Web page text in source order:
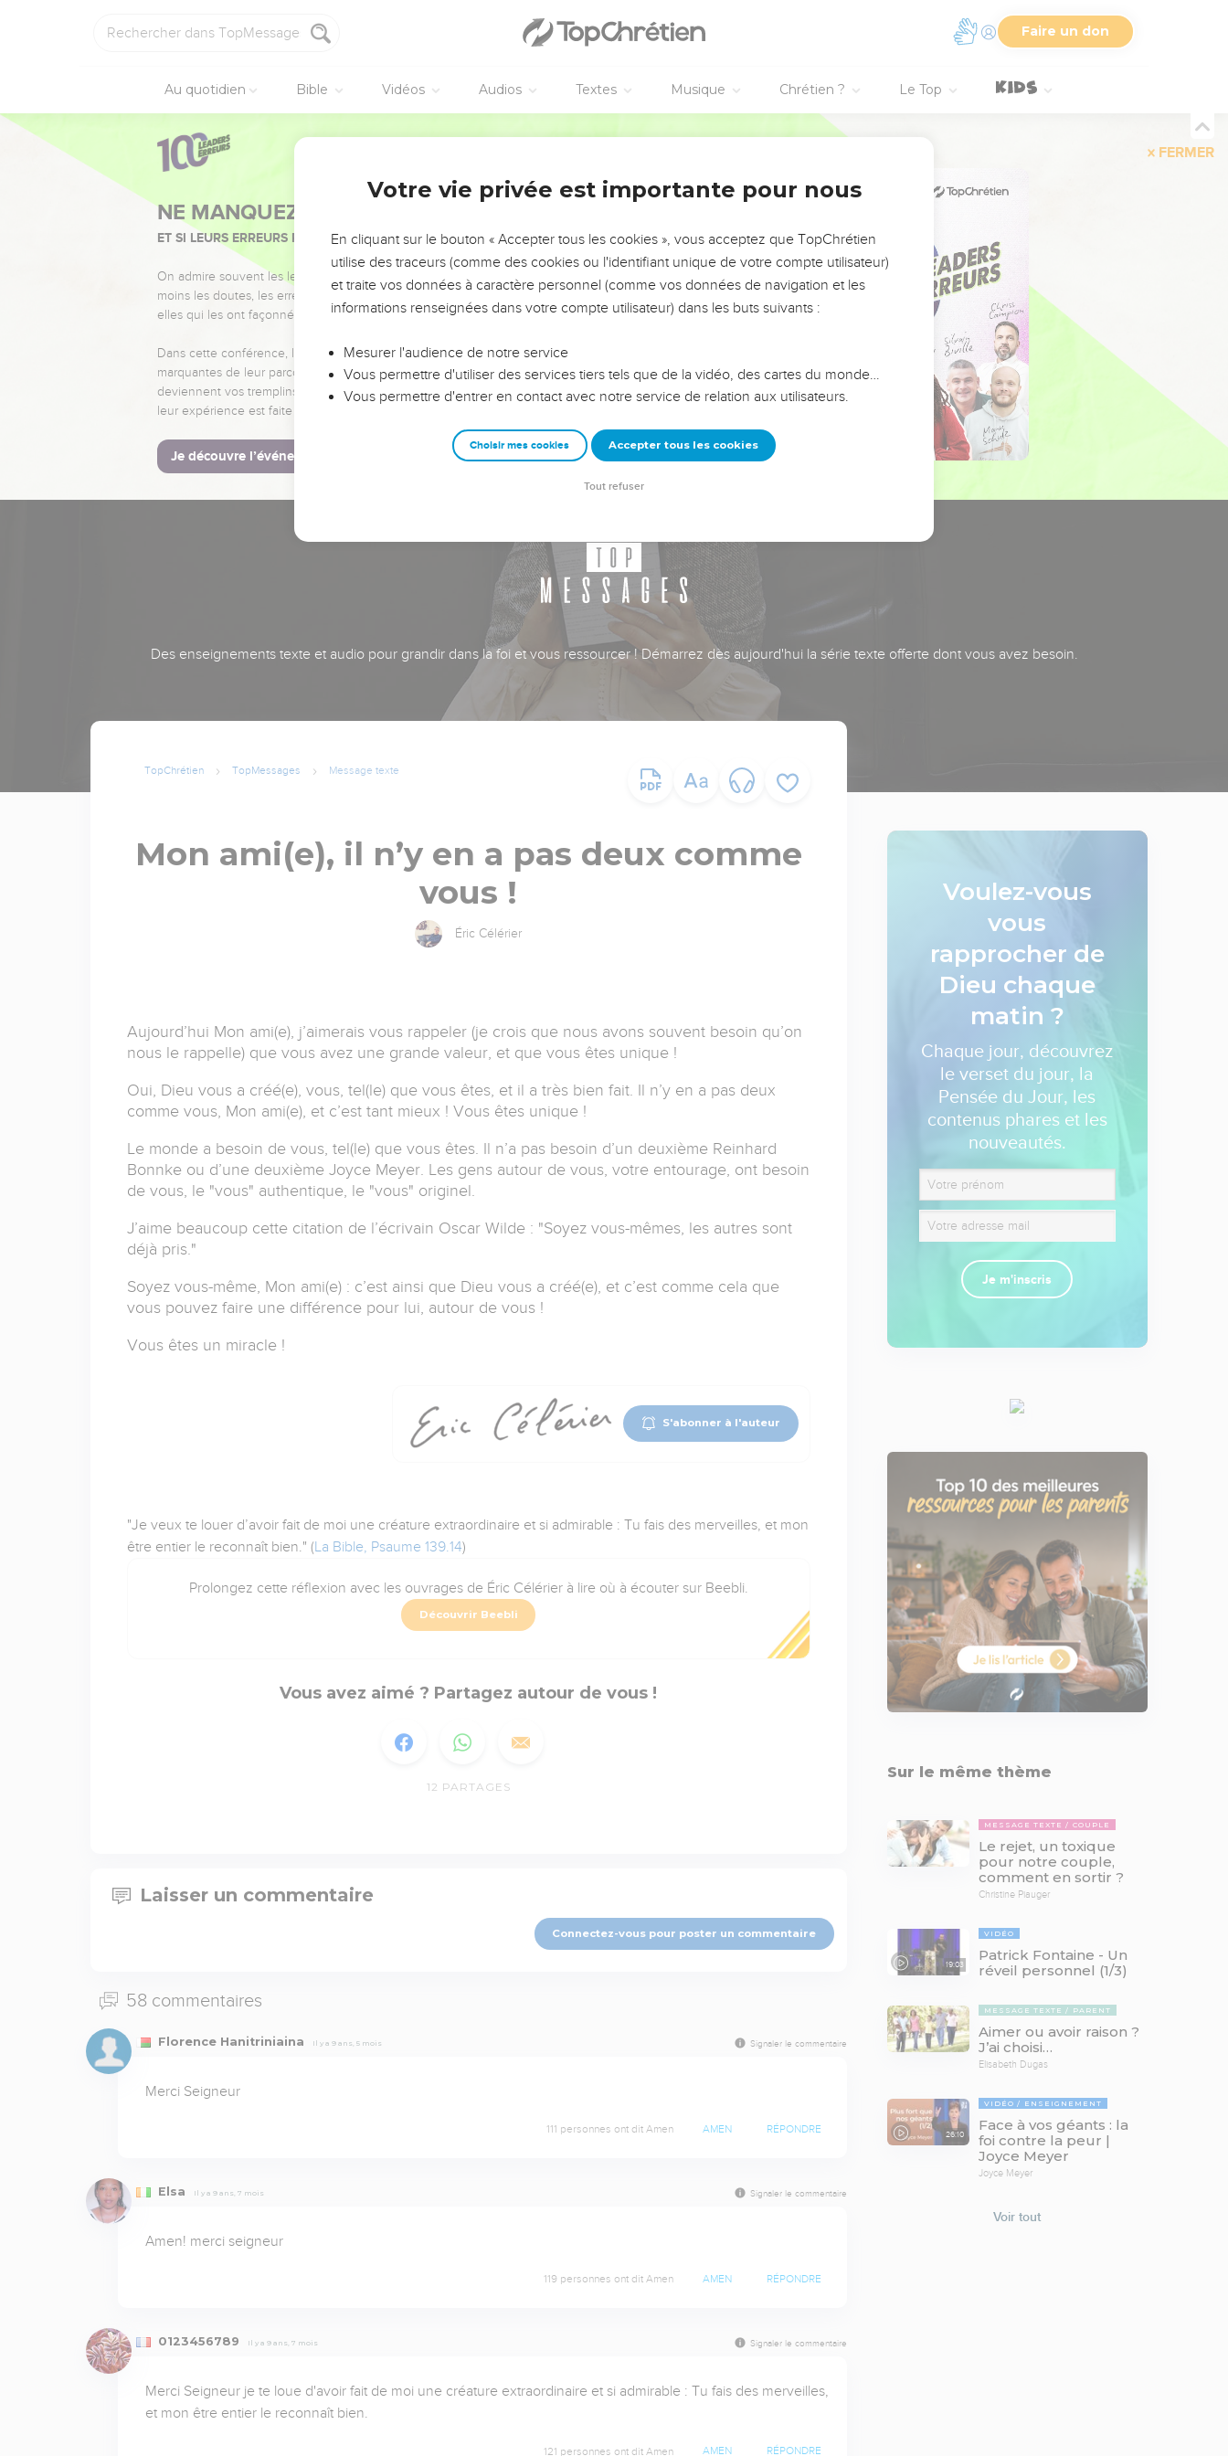
Faire un don
Au quotidien Bible Vidéos Audios Textes Musique Chrétien ? Le Top
FERMER
NE MANQUEZ PAS L’ÉVÉNEMENT DE L’ANNÉE !
ET SI LEURS ERREURS POUVAIENT VOUS ÉVITER LES VOTRES ?
On admire souvent les leaders pour leurs réussites, leur impact, leur foi ou leur vision. Mais on voit
moins les doutes, les erreurs et les saisons difficiles qu'ils ont traversés, alors même que ce sont
elles qui les ont façonnés.
Dans cette conférence, leaders, entrepreneurs, et responsables reviennent sur les erreurs
marquantes de leur parcours et les clés pour avancer avec plus de sagesse afin que leurs erreurs
deviennent vos tremplins. Que vous guidiez un ministère, une équipe, un groupe ou une famille,
leur expérience est faite pour vous.
Je découvre l’événement
Des enseignements texte et audio pour grandir dans la foi et vous ressourcer ! Démarrez dès aujourd'hui la série texte offerte dont vous avez besoin.
TopChrétien TopMessages Message texte
Mon ami(e), il n’y en a pas deux comme
vous !
Éric Célérier
Aujourd’hui Mon ami(e), j’aimerais vous rappeler (je crois que nous avons souvent besoin qu’on
nous le rappelle) que vous avez une grande valeur, et que vous êtes unique !
Oui, Dieu vous a créé(e), vous, tel(le) que vous êtes, et il a très bien fait. Il n’y en a pas deux
comme vous, Mon ami(e), et c’est tant mieux ! Vous êtes unique !
Le monde a besoin de vous, tel(le) que vous êtes. Il n’a pas besoin d’un deuxième Reinhard
Bonnke ou d’une deuxième Joyce Meyer. Les gens autour de vous, votre entourage, ont besoin
de vous, le "vous" authentique, le "vous" originel.
J’aime beaucoup cette citation de l’écrivain Oscar Wilde : "Soyez vous-mêmes, les autres sont
déjà pris."
Soyez vous-même, Mon ami(e) : c’est ainsi que Dieu vous a créé(e), et c’est comme cela que
vous pouvez faire une différence pour lui, autour de vous !
Vous êtes un miracle !
S'abonner à l'auteur
"Je veux te louer d’avoir fait de moi une créature extraordinaire et si admirable : Tu fais des merveilles, et mon
être entier le reconnaît bien." (La Bible, Psaume 139.14)
Prolongez cette réflexion avec les ouvrages de Éric Célérier à lire où à écouter sur Beebli.
Découvrir Beebli
Vous avez aimé ? Partagez autour de vous !
12 PARTAGES
Laisser un commentaire
Connectez-vous pour poster un commentaire
58 commentaires
Florence Hanitriniaina Il y a 9 ans, 5 mois Signaler le commentaire
Merci Seigneur
111 personnes ont dit Amen AMEN RÉPONDRE
Elsa Il y a 9 ans, 7 mois Signaler le commentaire
Amen! merci seigneur
119 personnes ont dit Amen AMEN RÉPONDRE
0123456789 Il y a 9 ans, 7 mois Signaler le commentaire
Merci Seigneur je te loue d'avoir fait de moi une créature extraordinaire et si admirable : Tu fais des merveilles,
et mon être entier le reconnaît bien.
121 personnes ont dit Amen AMEN RÉPONDRE
Voulez-vous
vous
rapprocher de
Dieu chaque
matin ?
Chaque jour, découvrez
le verset du jour, la
Pensée du Jour, les
contenus phares et les
nouveautés.
Je m'inscris
Sur le même thème
MESSAGE TEXTE COUPLE
Le rejet, un toxique
pour notre couple,
comment en sortir ?
Christine Piauger
19:03
VIDÉO
Patrick Fontaine - Un
réveil personnel (1/3)
MESSAGE TEXTE PARENT
Aimer ou avoir raison ?
J’ai choisi…
Elisabeth Dugas
26:10
VIDÉO ENSEIGNEMENT
Face à vos géants : la
foi contre la peur |
Joyce Meyer
Joyce Meyer
Voir tout
Votre vie privée est importante pour nous
En cliquant sur le bouton « Accepter tous les cookies », vous acceptez que TopChrétien
utilise des traceurs (comme des cookies ou l'identifiant unique de votre compte utilisateur)
et traite vos données à caractère personnel (comme vos données de navigation et les
informations renseignées dans votre compte utilisateur) dans les buts suivants :
Mesurer l'audience de notre service
Vous permettre d'utiliser des services tiers tels que de la vidéo, des cartes du monde…
Vous permettre d'entrer en contact avec notre service de relation aux utilisateurs.
Choisir mes cookies Accepter tous les cookies
Tout refuser